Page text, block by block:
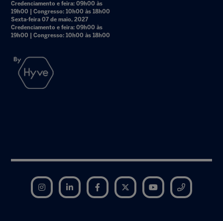
Credenciamento e feira: 09h00 às
19h00 | Congresso: 10h00 às 18h00
Sexta-feira 07 de maio, 2027
Credenciamento e feira: 09h00 às
19h00 | Congresso: 10h00 às 18h00
Instagram LinkedIn Facebook Twitter YouTube